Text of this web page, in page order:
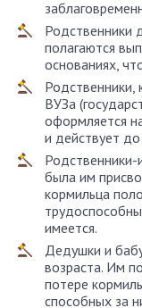
Родственники
полагаются
основаниях,
Родственники,
ВУЗа
оформляется
и действует
Родственники-
была им
кормильца
имеется.
Дедушки и
возраста. Им
потере
способных за